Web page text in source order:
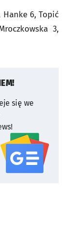
Hanke 6, Topić
3,
się we
serwisu